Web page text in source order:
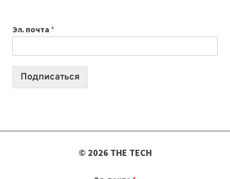
СОЗДАВАТЬ
ПРОДУКТЫ
Эл. почта *
Подписаться
© 2026 THE TECH